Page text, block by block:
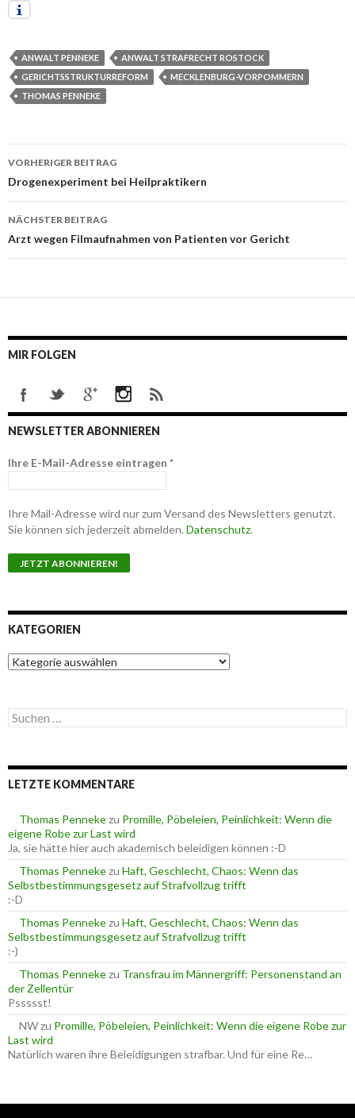
ANWALT PENNEKE
ANWALT STRAFRECHT ROSTOCK
GERICHTSSTRUKTURREFORM
MECKLENBURG-VORPOMMERN
THOMAS PENNEKE
Beitrags-
Navigation
VORHERIGER BEITRAG
Drogenexperiment bei Heilpraktikern
NÄCHSTER BEITRAG
Arzt wegen Filmaufnahmen von Patienten vor Gericht
MIR FOLGEN
NEWSLETTER ABONNIEREN
Ihre E-Mail-Adresse eintragen *
Ihre Mail-Adresse wird nur zum Versand des Newsletters genutzt.
Sie können sich jederzeit abmelden. Datenschutz.
KATEGORIEN
K
a
g
o
n
S
u
e
n
c
h
:
LETZTE KOMMENTARE
Thomas Pennekezu Promille, Pöbeleien, Peinlichkeit: Wenn die
eigene Robe zur Last wird
Ja, sie hätte hier auch akademisch beleidigen können :-D
Thomas Pennekezu Haft, Geschlecht, Chaos: Wenn das
Selbstbestimmungsgesetz auf Strafvollzug trifft
:-D
Thomas Pennekezu Haft, Geschlecht, Chaos: Wenn das
Selbstbestimmungsgesetz auf Strafvollzug trifft
:-)
Thomas Pennekezu Transfrau im Männergriff: Personenstand an
der Zellentür
Pssssst!
NWzu Promille, Pöbeleien, Peinlichkeit: Wenn die eigene Robe zur
Last wird
Natürlich waren ihre Beleidigungen strafbar. Und für eine Re…